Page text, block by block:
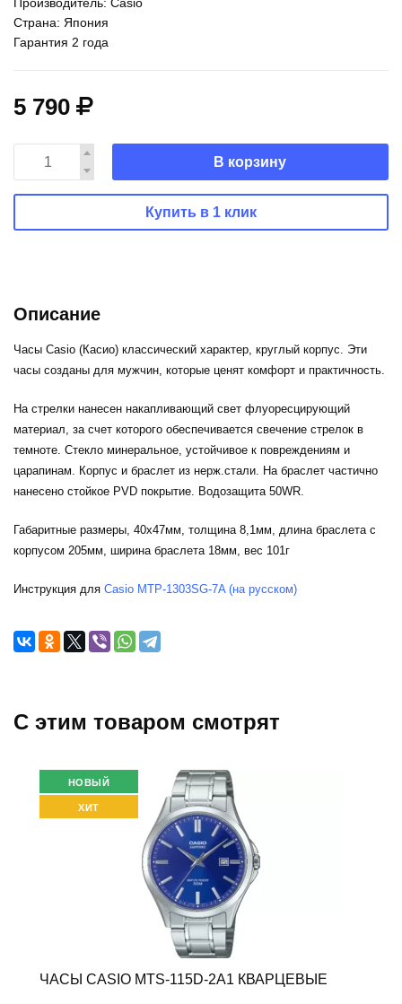
Производитель: Casio
Страна: Япония
Гарантия 2 года
5 790
В корзину
Купить в 1 клик
Описание
Часы Casio (Касио) классический характер, круглый корпус. Эти
часы созданы для мужчин, которые ценят комфорт и практичность.
На стрелки нанесен накапливающий свет флуоресцирующий
материал, за счет которого обеспечивается свечение стрелок в
темноте. Стекло минеральное, устойчивое к повреждениям и
царапинам. Корпус и браслет из нерж.стали. На браслет частично
нанесено стойкое PVD покрытие. Водозащита 50WR.
Габаритные размеры, 40x47мм, толщина 8,1мм, длина браслета с
корпусом 205мм, ширина браслета 18мм, вес 101г
Инструкция для Casio MTP-1303SG-7A (на русском)
C этим товаром смотрят
НОВЫЙ
ХИТ
ЧАСЫ CASIO MTS-115D-2A1 КВАРЦЕВЫЕ